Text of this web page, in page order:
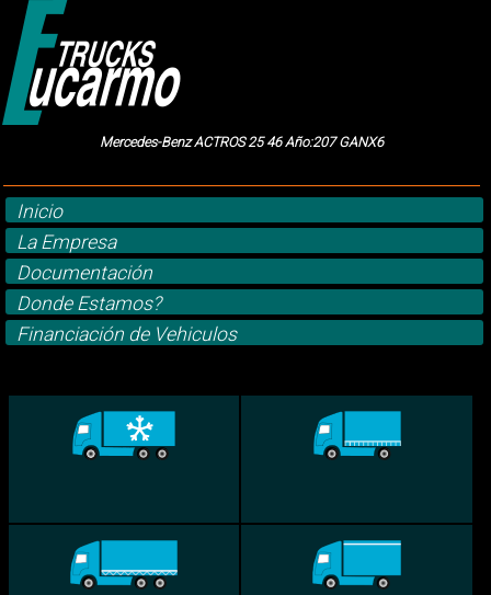
Mercedes-Benz ACTROS 25 46 Año:207 GANX6
Inicio
La Empresa
Documentación
Donde Estamos?
Financiación de Vehiculos